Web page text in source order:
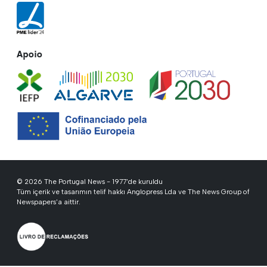
Apoio
© 2026 The Portugal News - 1977'de kuruldu
Tüm içerik ve tasarımın telif hakkı Anglopress Lda ve The News Group of
Newspapers'a aittir.